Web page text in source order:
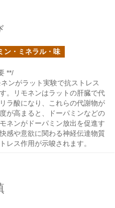
ン・ミネラル・味
**/
ンがラット実験で抗ストレス
。リモネンはラットの肝臓で代
ラ酸になり、これらの代謝物が
が高まると、ドーパミンなどの
ネンがドーパミン放出を促進す
感や意欲に関わる神経伝達物質
レス作用が示唆されます。